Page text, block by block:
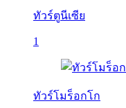
ทัวร์ตูนีเซีย
1
ทัวร์โมร็อกโก